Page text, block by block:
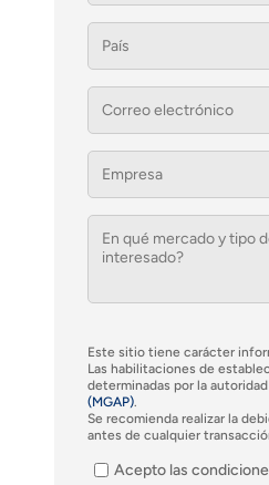
Este sitio tiene carácter
Las habilitaciones de
determinadas por la
(MGAP).
Se recomienda realizar la
antes de cualquier
Acepto las